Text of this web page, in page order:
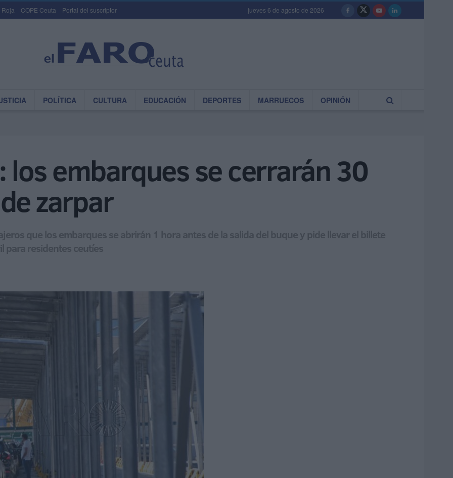
Roja COPE Ceuta Portal del suscriptor jueves 6 de agosto de 2026
POLÍTICA CULTURA EDUCACIÓN DEPORTES MARRUECOS OPINIÓN
los embarques se cerrarán 30
zarpar
que los embarques se abrirán 1 hora antes de la salida del buque y pide llevar el billete
para residentes ceutíes